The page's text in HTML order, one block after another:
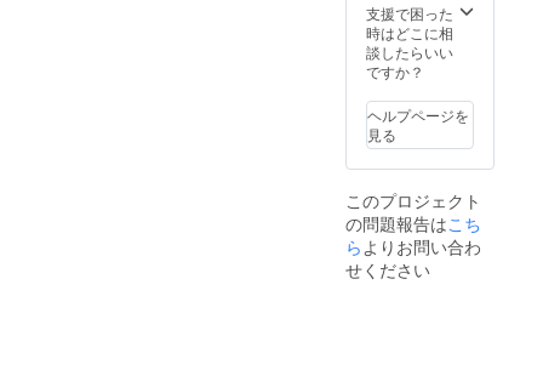
支援で困った
時はどこに相
談したらいい
ですか？
ヘルプページを
見る
このプロジェクト
の問題報告はこち
ら よりお問い合わ
せください